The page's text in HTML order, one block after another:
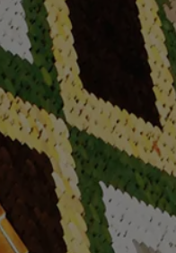
auf Karte